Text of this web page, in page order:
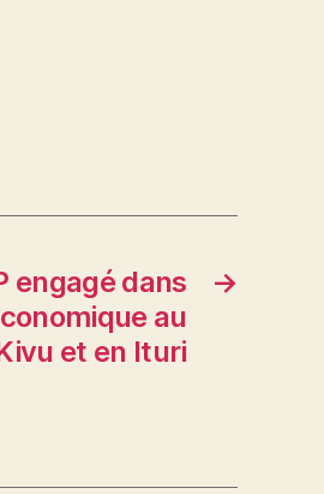
→
engagé dans
au
et en Ituri